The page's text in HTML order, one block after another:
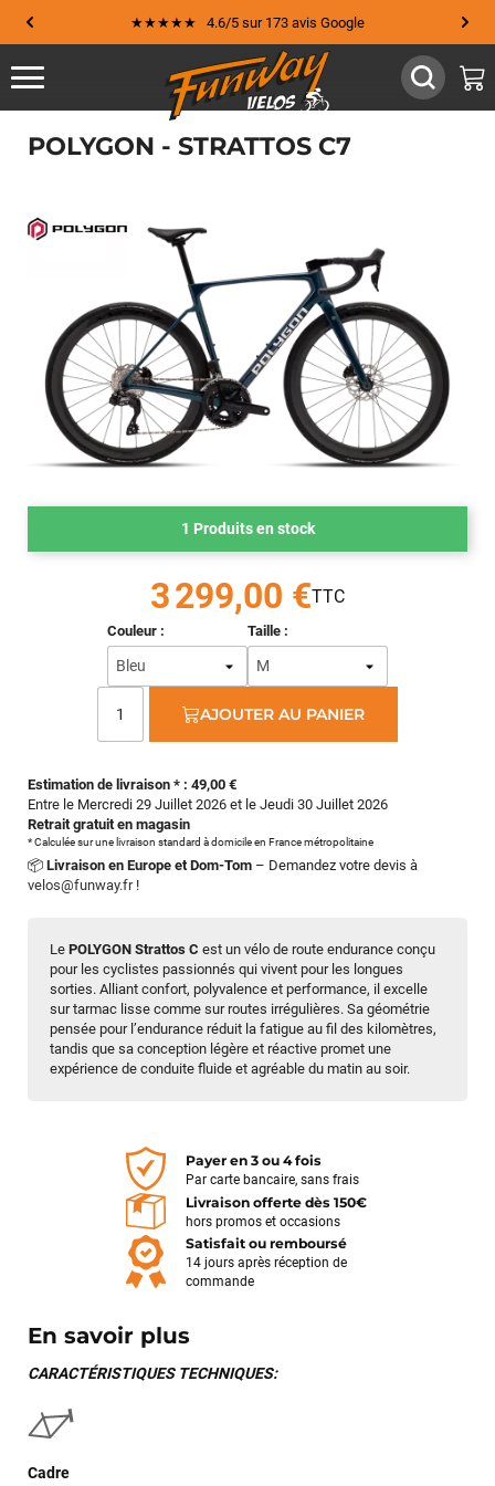
★★★★★ 4.6/5 sur 173 avis Google
POLYGON - STRATTOS C7
Le POLYGON Strattos C est un vélo de route endurance conçu
pour les cyclistes passionnés qui vivent pour les longues
sorties. Alliant confort, polyvalence et performance, il excelle
sur tarmac lisse comme sur routes irrégulières. Sa géométrie
pensée pour l’endurance réduit la fatigue au fil des kilomètres,
tandis que sa conception légère et réactive promet une
expérience de conduite fluide et agréable du matin au soir.
1 Produits en stock
Estimation de livraison * : 49,00 €
Entre le Mercredi 29 Juillet 2026 et le Jeudi 30 Juillet 2026
Retrait gratuit en magasin
* Calculée sur une livraison standard à domicile en France métropolitaine
📦 Livraison en Europe et Dom-Tom – Demandez votre devis à
velos@funway.fr!
Couleur : Taille :
3 299,00 €
AJOUTER AU PANIER
Payer en 3 ou 4 fois
Par carte bancaire, sans frais
Livraison offerte dès 150€
hors promos et occasions
Satisfait ou remboursé
14 jours après réception de
commande
En savoir plus
CARACTÉRISTIQUES TECHNIQUES:
Cadre
Jean-Marc TAMAYO
Garde en octobre 2024 et, dès le départ, j'ai été très satisfait
de mon achat. J'avais d'ailleurs recommandé cette enseigne